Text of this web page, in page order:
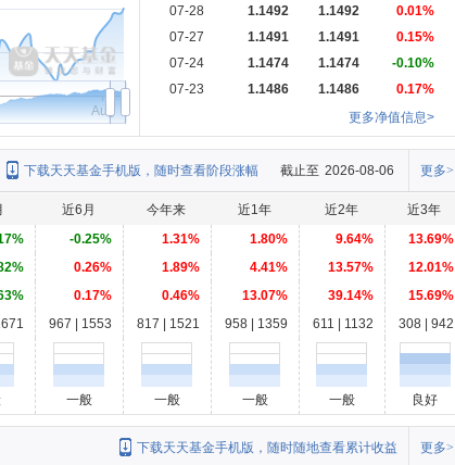
Aug
07-28
1.1492 1.1492
0.01%
07-27
1.1491 1.1491
0.15%
07-24
1.1474 1.1474
-0.10%
07-23
1.1486 1.1486
0.17%
更多净值信息>
更多>
截止至 2026-08-06
下载天天基金手机版，随时查看阶段涨幅
近6月 今年来 近1年 近2年
近3年
-0.25% 1.31% 1.80% 9.64%
13.69%
0.26% 1.89% 4.41% 13.57%
12.01%
0.17% 0.46% 13.07% 39.14%
15.69%
967 | 1553 817 | 1521 958 | 1359 611 | 1132 308 | 942
一般 一般 一般 一般 良好
更多>
下载天天基金手机版，随时随地查看累计收益